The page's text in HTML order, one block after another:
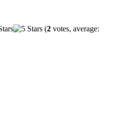
(2 votes, average: